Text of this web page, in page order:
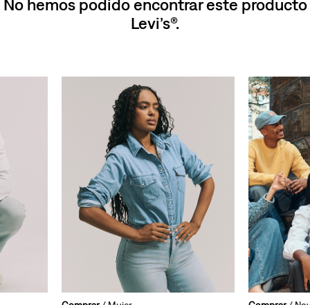
No hemos podido encontrar este producto
Levi’s®.